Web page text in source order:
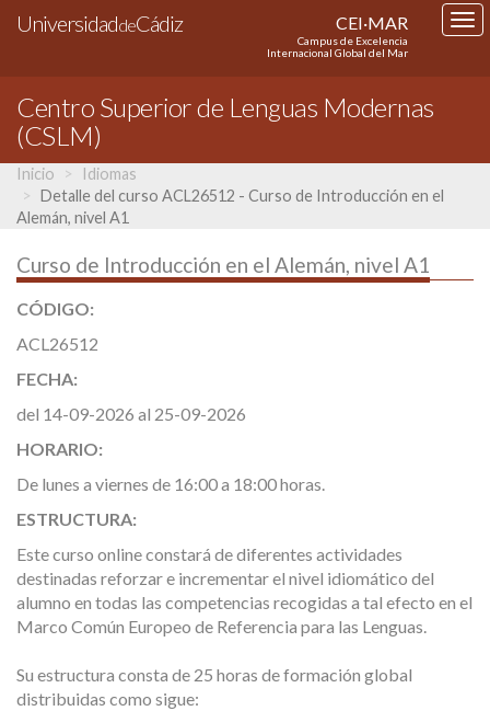
UniversidaddeCádiz CEI·MAR
Campus de Excelencia
Internacional Global del Mar
Centro Superior de Lenguas Modernas
(CSLM)
Inicio
Idiomas
Detalle del curso ACL26512 - Curso de Introducción en el
Alemán, nivel A1
Curso de Introducción en el Alemán, nivel A1
CÓDIGO:
ACL26512
FECHA:
del 14-09-2026 al 25-09-2026
HORARIO:
De lunes a viernes de 16:00 a 18:00 horas.
ESTRUCTURA:
Este curso online constará de diferentes actividades
destinadas reforzar e incrementar el nivel idiomático del
alumno en todas las competencias recogidas a tal efecto en el
Marco Común Europeo de Referencia para las Lenguas.
Su estructura consta de 25 horas de formación global
distribuidas como sigue: